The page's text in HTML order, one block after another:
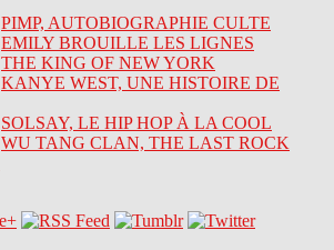
PIMP, AUTOBIOGRAPHIE CULTE
EMILY BROUILLE LES LIGNES
THE KING OF NEW YORK
KANYE WEST, UNE HISTOIRE DE
SOLSAY, LE HIP HOP À LA COOL
WU TANG CLAN, THE LAST ROCK